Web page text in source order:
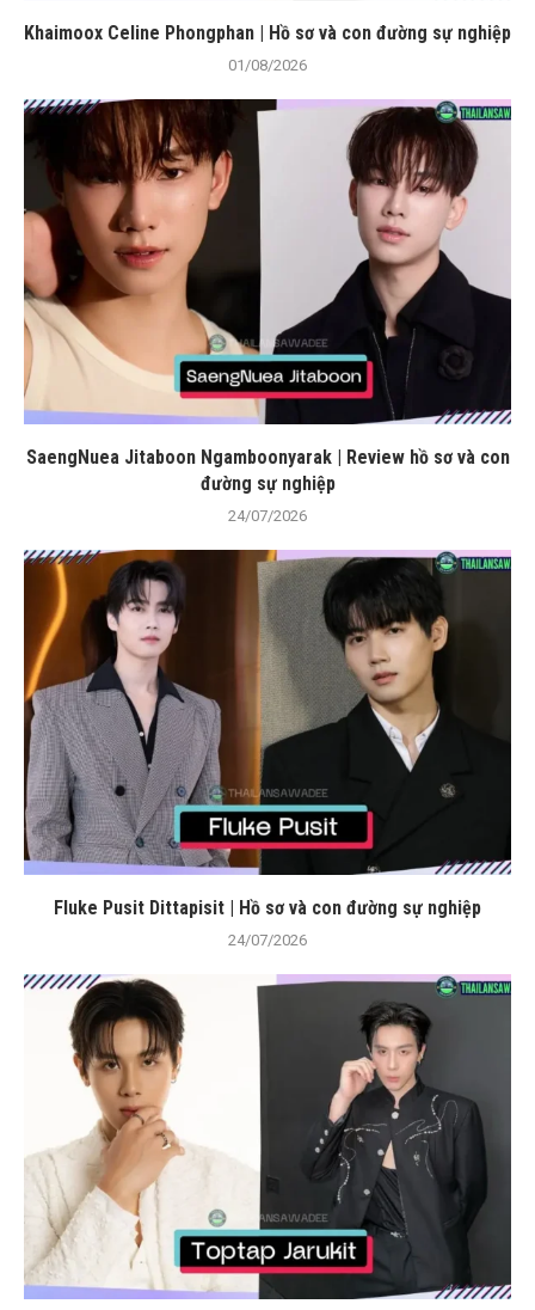
Khaimoox Celine Phongphan | Hồ sơ và con đường sự nghiệp
01/08/2026
SaengNuea Jitaboon Ngamboonyarak | Review hồ sơ và con
đường sự nghiệp
24/07/2026
Fluke Pusit Dittapisit | Hồ sơ và con đường sự nghiệp
24/07/2026